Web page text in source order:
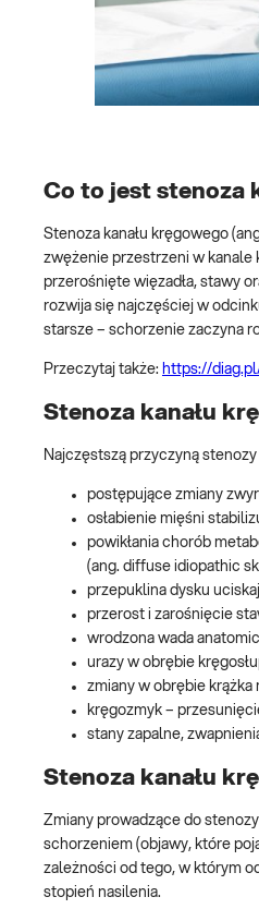
Co to jest stenoza
Stenoza kanału kręgowego
zwężenie przestrzeni w kanale
przerośnięte więzadła, stawy
rozwija się najczęściej w
starsze – schorzenie zaczyna
Przeczytaj także: https://
Stenoza kanału
Najczęstszą przyczyną stenozy
postępujące zmiany
osłabienie mięśni
powikłania chorób
(ang. diffuse idiopathic
przepuklina dysku
przerost i zarośnięcie
wrodzona wada
urazy w obrębie
zmiany w obrębie
kręgozmyk –
stany zapalne,
Stenoza kanału
Zmiany prowadzące do
schorzeniem (objawy, które
zależności od tego, w którym
stopień nasilenia.